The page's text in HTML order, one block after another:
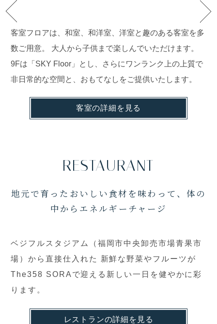
客室フロアは、和室、和洋室、洋室と趣のある客室を多
数ご用意。 大人から子供まで楽しんでいただけます。
9Fは「SKY Floor」とし、さらにワンランク上の上質で
非日常的な空間と、おもてなしをご提供いたします。
客室の詳細を見る
RESTAURANT
地元で育ったおいしい食材を味わって、体の
中からエネルギーチャージ
ベジフルスタジアム（福岡市中央卸売市場青果市
場）から直接仕入れた
新鮮な野菜やフルーツが
The358 SORAで迎える新しい一日を健やかに彩
ります。
レストランの詳細を見る